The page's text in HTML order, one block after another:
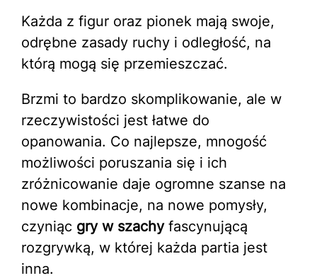
Każda z figur oraz pionek mają swoje,
odrębne zasady ruchy i odległość, na
którą mogą się przemieszczać.
Brzmi to bardzo skomplikowanie, ale w
rzeczywistości jest łatwe do
opanowania. Co najlepsze, mnogość
możliwości poruszania się i ich
zróżnicowanie daje ogromne szanse na
nowe kombinacje, na nowe pomysły,
czyniąc gry w szachyfascynującą
rozgrywką, w której każda partia jest
inna.